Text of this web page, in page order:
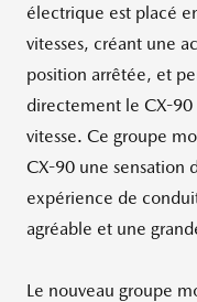
électrique est placé
vitesses, créant une
position arrêtée, et
directement le CX-
vitesse. Ce groupe
CX-90 une sensation
expérience de
agréable et une
Le nouveau groupe